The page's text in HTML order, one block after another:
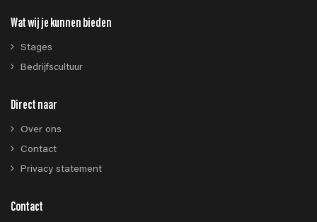
Wat wij je kunnen bieden
Stages
Bedrijfscultuur
Direct naar
Over ons
Contact
Privacy statement
Contact